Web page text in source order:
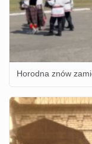
Horodna znów